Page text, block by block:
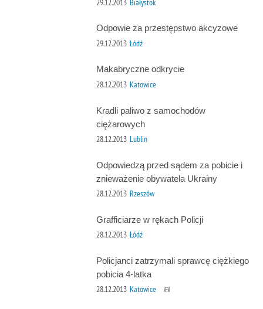
29.12.2013 Białystok
Odpowie za przestępstwo akcyzowe
29.12.2013 Łódź
Makabryczne odkrycie
28.12.2013 Katowice
Kradli paliwo z samochodów
ciężarowych
28.12.2013 Lublin
Odpowiedzą przed sądem za pobicie i
znieważenie obywatela Ukrainy
28.12.2013 Rzeszów
Grafficiarze w rękach Policji
28.12.2013 Łódź
Policjanci zatrzymali sprawcę ciężkiego
pobicia 4-latka
28.12.2013 Katowice